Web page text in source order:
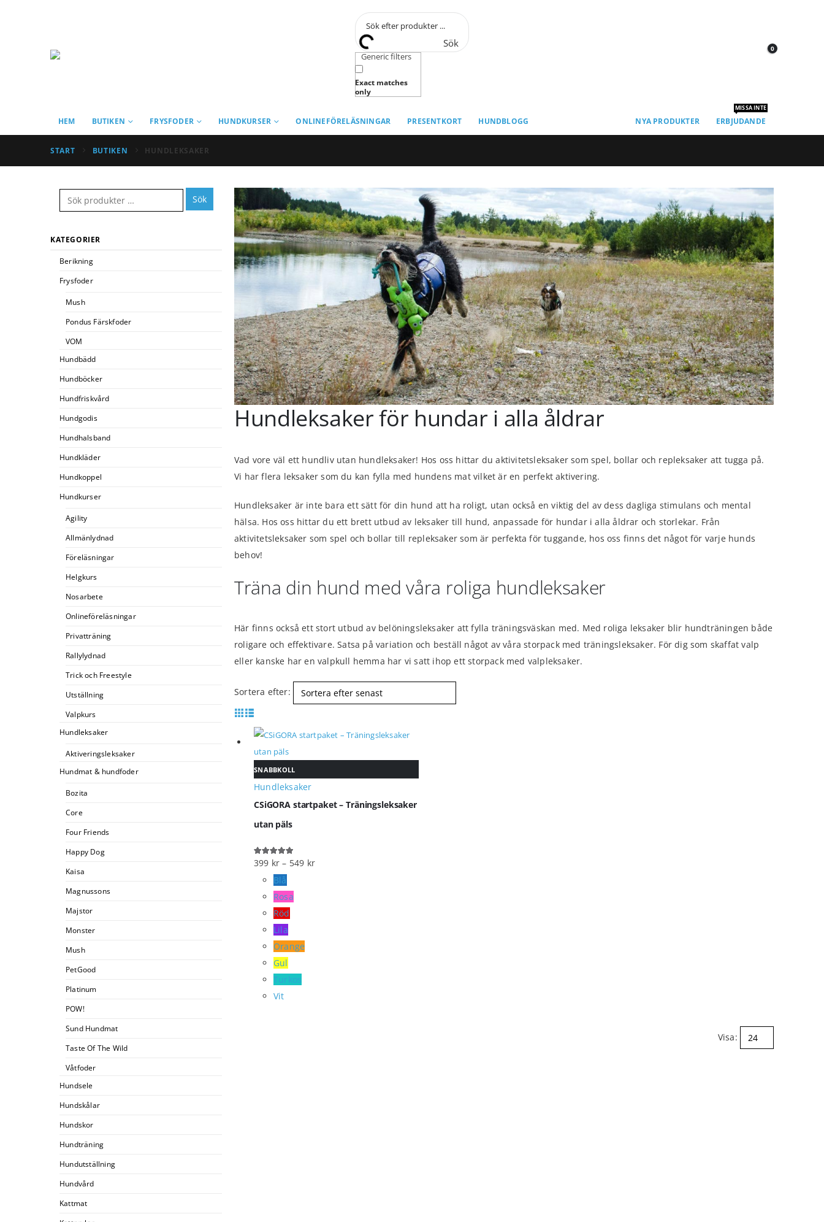
Sök
Generic filters
Exact matches
only
0
HEM BUTIKEN FRYSFODER HUNDKURSER ONLINEFÖRELÄSNINGAR PRESENTKORT HUNDBLOGG NYA PRODUKTER ERBJUDANDE
MISSA INTE
START BUTIKEN HUNDLEKSAKER
Hundleksaker för hundar i alla åldrar
Vad vore väl ett hundliv utan hundleksaker! Hos oss hittar du aktivitetsleksaker som spel, bollar och repleksaker att tugga på.
Vi har flera leksaker som du kan fylla med hundens mat vilket är en perfekt aktivering.
Hundleksaker är inte bara ett sätt för din hund att ha roligt, utan också en viktig del av dess dagliga stimulans och mental
hälsa. Hos oss hittar du ett brett utbud av leksaker till hund, anpassade för hundar i alla åldrar och storlekar. Från
aktivitetsleksaker som spel och bollar till repleksaker som är perfekta för tuggande, hos oss finns det något för varje hunds
behov!
Träna din hund med våra roliga hundleksaker
Här finns också ett stort utbud av belöningsleksaker att fylla träningsväskan med. Med roliga leksaker blir hundträningen både
roligare och effektivare. Satsa på variation och beställ något av våra storpack med träningsleksaker. För dig som skaffat valp
eller kanske har en valpkull hemma har vi satt ihop ett storpack med valpleksaker.
Sortera efter:
SNABBKOLL
Hundleksaker
CSiGORA startpaket – Träningsleksaker
utan päls
5.00 out of 5
399 kr – 549 kr
Blå
Rosa
Röd
Lila
Orange
Gul
Turkos
Vit
Visa:
Sök
KATEGORIER
Berikning
Frysfoder
Mush
Pondus Färskfoder
VOM
Hundbädd
Hundböcker
Hundfriskvård
Hundgodis
Hundhalsband
Hundkläder
Hundkoppel
Hundkurser
Agility
Allmänlydnad
Föreläsningar
Helgkurs
Nosarbete
Onlineföreläsningar
Privatträning
Rallylydnad
Trick och Freestyle
Utställning
Valpkurs
Hundleksaker
Aktiveringsleksaker
Hundmat & hundfoder
Bozita
Core
Four Friends
Happy Dog
Kaisa
Magnussons
Majstor
Monster
Mush
PetGood
Platinum
POW!
Sund Hundmat
Taste Of The Wild
Våtfoder
Hundsele
Hundskålar
Hundskor
Hundträning
Hundutställning
Hundvård
Kattmat